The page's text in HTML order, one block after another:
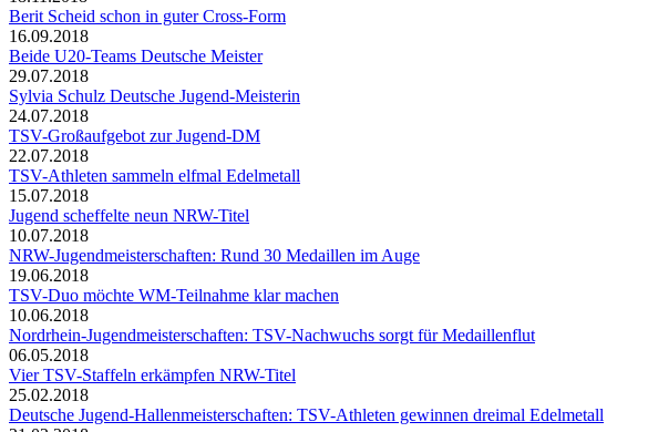
Berit Scheid schon in guter Cross-Form
16.09.2018
Beide U20-Teams Deutsche Meister
29.07.2018
Sylvia Schulz Deutsche Jugend-Meisterin
24.07.2018
TSV-Großaufgebot zur Jugend-DM
22.07.2018
TSV-Athleten sammeln elfmal Edelmetall
15.07.2018
Jugend scheffelte neun NRW-Titel
10.07.2018
NRW-Jugendmeisterschaften: Rund 30 Medaillen im Auge
19.06.2018
TSV-Duo möchte WM-Teilnahme klar machen
10.06.2018
Nordrhein-Jugendmeisterschaften: TSV-Nachwuchs sorgt für Medaillenflut
06.05.2018
Vier TSV-Staffeln erkämpfen NRW-Titel
25.02.2018
Deutsche Jugend-Hallenmeisterschaften: TSV-Athleten gewinnen dreimal Edelmetall